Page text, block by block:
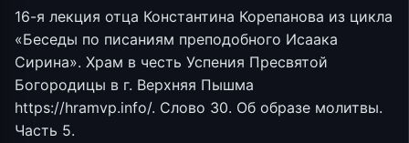
16-я лекция отца Константина Корепанова из цикла
«Беседы по писаниям преподобного Исаака
Сирина». Храм в честь Успения Пресвятой
Богородицы в г. Верхняя Пышма
https://hramvp.info/. Слово 30. Об образе молитвы.
Часть 5.